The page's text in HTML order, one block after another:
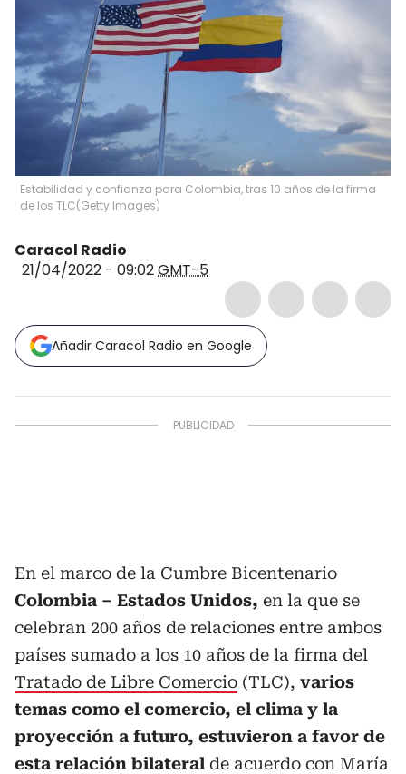
Estabilidad y confianza para Colombia, tras 10 años de la firma
de los TLC(Getty Images)
Caracol Radio
21/04/2022 - 09:02GMT-5
Añadir Caracol Radio en Google
En el marco de la Cumbre Bicentenario
Colombia – Estados Unidos, en la que se
celebran 200 años de relaciones entre ambos
países sumado a los 10 años de la firma del
Tratado de Libre Comercio (TLC), varios
temas como el comercio, el clima y la
proyección a futuro, estuvieron a favor de
esta relación bilateral de acuerdo con María